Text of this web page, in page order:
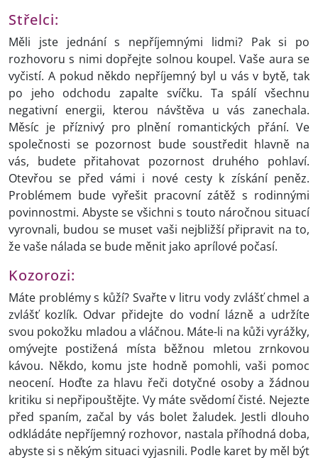
Střelci:
Měli jste jednání s nepříjemnými lidmi? Pak si po
rozhovoru s nimi dopřejte solnou koupel. Vaše aura se
vyčistí. A pokud někdo nepříjemný byl u vás v bytě, tak
po jeho odchodu zapalte svíčku. Ta spálí všechnu
negativní energii, kterou návštěva u vás zanechala.
Měsíc je příznivý pro plnění romantických přání. Ve
společnosti se pozornost bude soustředit hlavně na
vás, budete přitahovat pozornost druhého pohlaví.
Otevřou se před vámi i nové cesty k získání peněz.
Problémem bude vyřešit pracovní zátěž s rodinnými
povinnostmi. Abyste se všichni s touto náročnou situací
vyrovnali, budou se muset vaši nejbližší připravit na to,
že vaše nálada se bude měnit jako aprílové počasí.
Kozorozi:
Máte problémy s kůží? Svařte v litru vody zvlášť chmel a
zvlášť kozlík. Odvar přidejte do vodní lázně a udržíte
svou pokožku mladou a vláčnou. Máte-li na kůži vyrážky,
omývejte postižená místa běžnou mletou zrnkovou
kávou. Někdo, komu jste hodně pomohli, vaši pomoc
neocení. Hoďte za hlavu řeči dotyčné osoby a žádnou
kritiku si nepřipouštějte. Vy máte svědomí čisté. Nejezte
před spaním, začal by vás bolet žaludek. Jestli dlouho
odkládáte nepříjemný rozhovor, nastala příhodná doba,
abyste si s někým situaci vyjasnili. Podle karet by měl být